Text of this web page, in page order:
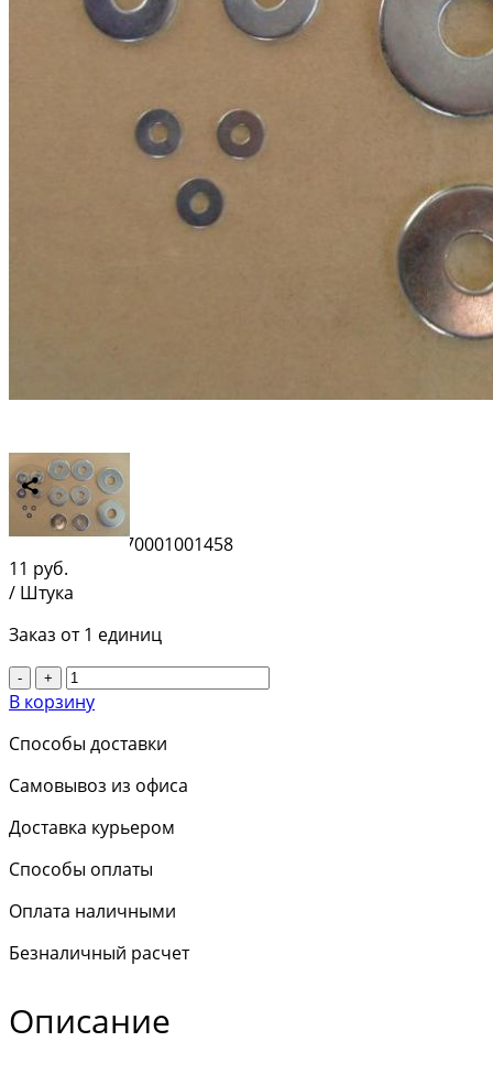
Сравнить
Штрихкод:4670001001458
11 руб.
/ Штука
Заказ от 1 единиц
- +
В корзину
Способы доставки
Самовывоз из офиса
Доставка курьером
Способы оплаты
Оплата наличными
Безналичный расчет
Описание